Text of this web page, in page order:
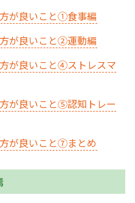
が良いこと①食事編
が良いこと②運動編
が良いこと④ストレスマ
が良いこと⑤認知トレー
が良いこと⑦まとめ
ィール
Page